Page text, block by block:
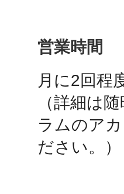
営業時間
月に2回程
（詳細は
ラムのア
ださい。）